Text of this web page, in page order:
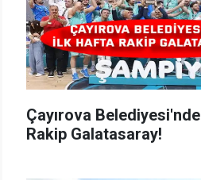
Çayırova Belediyesi'nde İlk Hafta
Rakip Galatasaray!